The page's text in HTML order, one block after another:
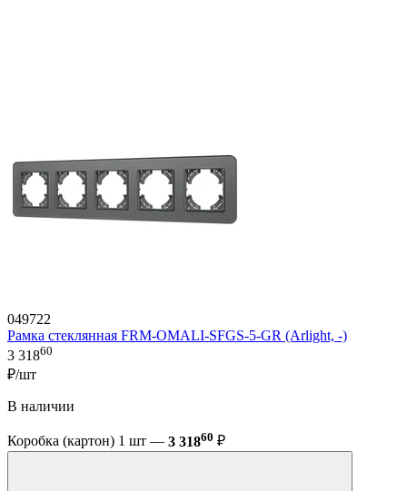
049722
Рамка стеклянная FRM-OMALI-SFGS-5-GR (Arlight, -)
3 31860
₽/шт
В наличии
Коробка (картон) 1 шт — 3 31860 ₽